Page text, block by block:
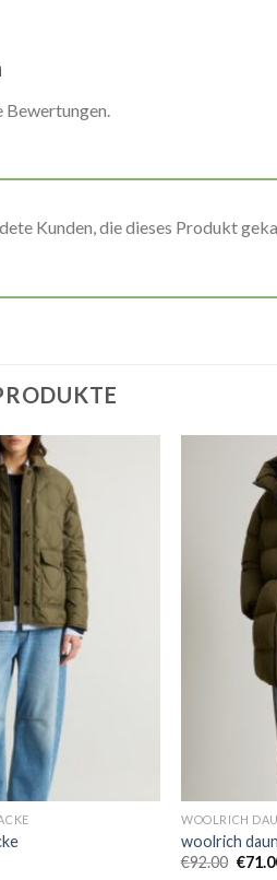
Bewertungen.
Kunden, die dieses Produkt
WOOLRICH
woolrich
€92.00 €